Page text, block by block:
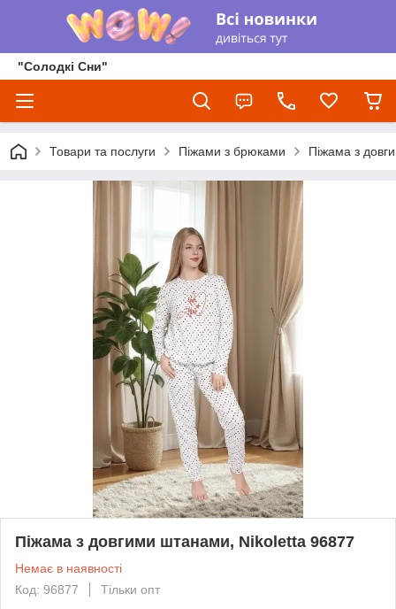
"Солодкі Сни"
Товари та послуги Піжами з брюками Піжама з
Піжама з довгими штанами, Nikoletta 96877
Немає в наявності
Код: 96877
Тільки опт